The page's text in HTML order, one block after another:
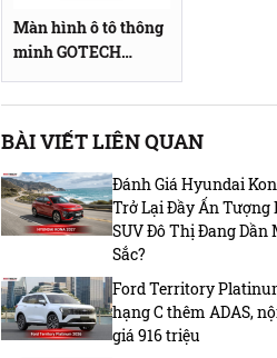
Màn hình ô tô thông
minh GOTECH
GT12.3 Pro
BÀI VIẾT LIÊN QUAN
Đánh Giá Hyundai
Trở Lại Đầy Ấn Tượng
SUV Đô Thị Đang Dần
Sắc?
Ford Territory
hạng C thêm ADAS,
giá 916 triệu